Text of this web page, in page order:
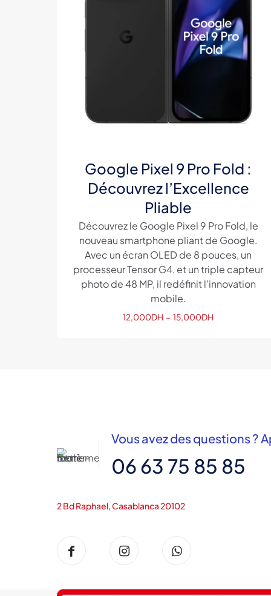
Google Pixel 9 Pro Fold :
Découvrez l’Excellence
Pliable
Découvrez le Google Pixel 9 Pro Fold, le
nouveau smartphone pliant de Google.
Avec un écran OLED de 8 pouces, un
processeur Tensor G4, et un triple capteur
photo de 48 MP, il redéfinit l’innovation
mobile.
12,000DH – 15,000DH
Vous avez des questions ?
06 63 75 85 85
2 Bd Raphael, Casablanca 20102